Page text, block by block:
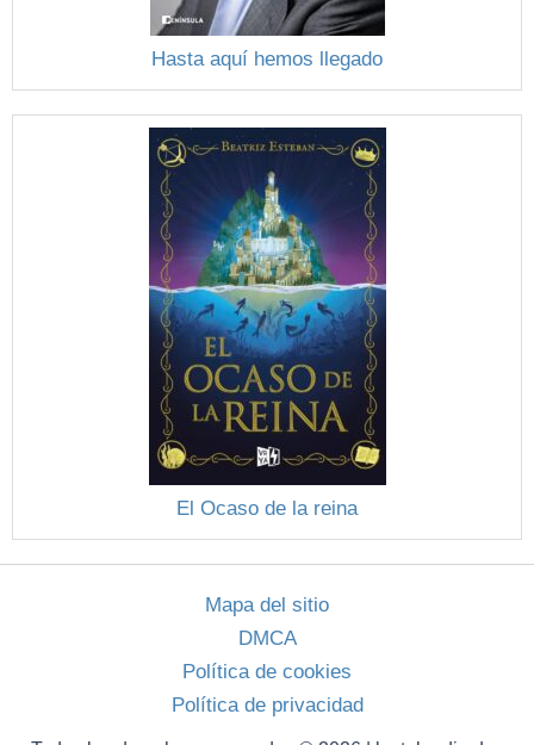
Hasta aquí hemos llegado
El Ocaso de la reina
Mapa del sitio
DMCA
Política de cookies
Política de privacidad